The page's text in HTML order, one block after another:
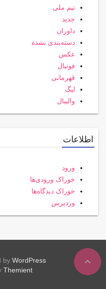
expand_less
تیم ملی
جدید
داوران
دسته‌بندی نشده
عکس
فوتبال
قهرمانی
لیگ
والیبال
اطلاعات
ورود
خوراک ورودی‌ها
خوراک دیدگاه‌ها
وردپرس
by WordPress
Themient